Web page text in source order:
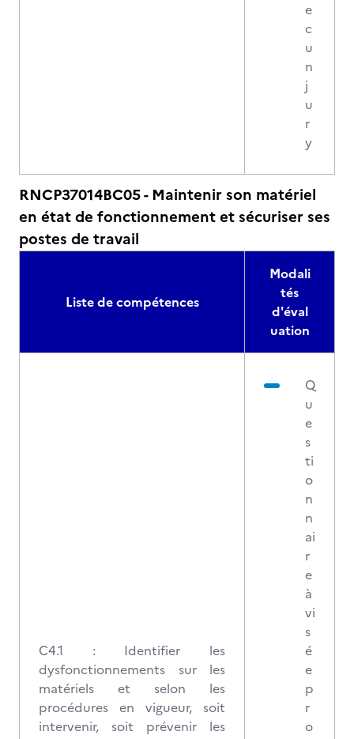
e
c
u
n
j
u
r
y
RNCP37014BC05 - Maintenir son matériel
en état de fonctionnement et sécuriser ses
postes de travail
Liste de compétences
Modali
tés
d'éval
uation
C4.1 : Identifier les
dysfonctionnements sur les
matériels et selon les
procédures en vigueur, soit
intervenir, soit prévenir les
Q
u
e
s
ti
o
n
n
ai
r
e
à
vi
s
é
e
p
r
o